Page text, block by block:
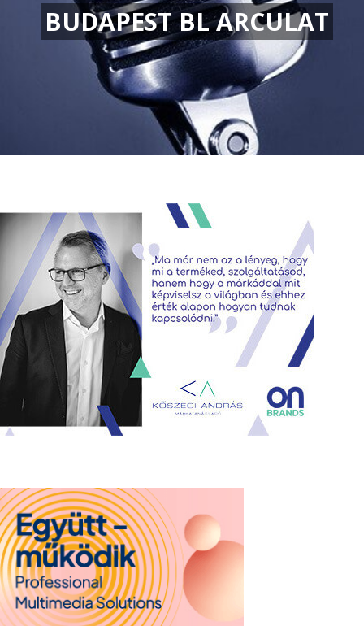
BUDAPEST BL ARCULAT